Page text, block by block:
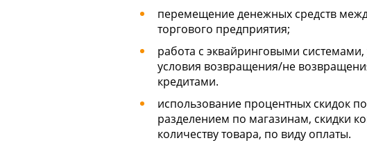
перемещение денежных средств
торгового предприятия;
работа с эквайринговыми
условия возвращения/не
кредитами.
использование процентных скидок
разделением по магазинам, скидки
количеству товара, по виду оплаты.